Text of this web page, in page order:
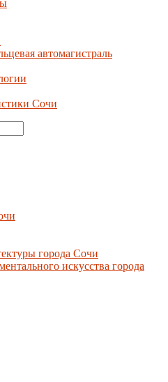
автомагистраль
Сочи
города Сочи
искусства города